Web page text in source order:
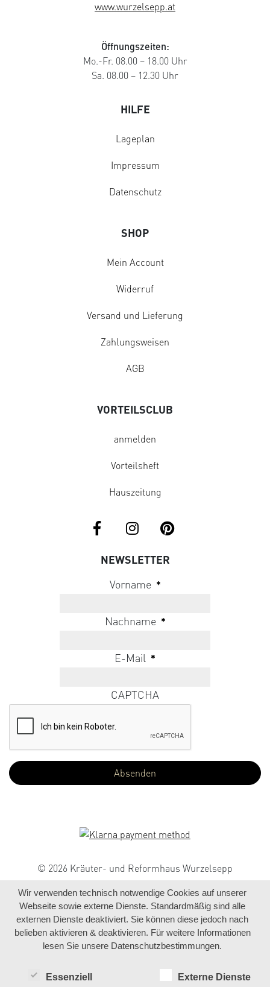
www.wurzelsepp.at
Öffnungszeiten:
Mo.-Fr. 08.00 – 18.00 Uhr
Sa. 08.00 – 12.30 Uhr
HILFE
Lageplan
Impressum
Datenschutz
SHOP
Mein Account
Widerruf
Versand und Lieferung
Zahlungsweisen
AGB
VORTEILSCLUB
anmelden
Vorteilsheft
Hauszeitung
NEWSLETTER
Vorname *
Nachname *
E-Mail *
CAPTCHA
© 2026 Kräuter- und Reformhaus Wurzelsepp
Wir verwenden technisch notwendige Cookies auf unserer
Webseite sowie externe Dienste. Standardmäßig sind alle
externen Dienste deaktiviert. Sie können diese jedoch nach
belieben aktivieren & deaktivieren. Für weitere Informationen
lesen Sie unsere Datenschutzbestimmungen.
Essenziell Externe Dienste